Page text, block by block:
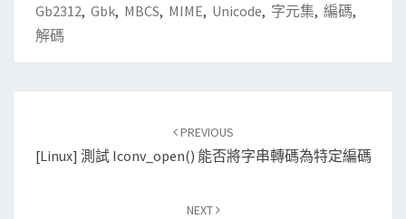
Gb2312, Gbk, MBCS, MIME, Unicode, 字元集, 編碼,
解碼
navigation
PREVIOUS
[Linux] 測試 Iconv_open() 能否將字串轉碼為特定編碼
NEXT